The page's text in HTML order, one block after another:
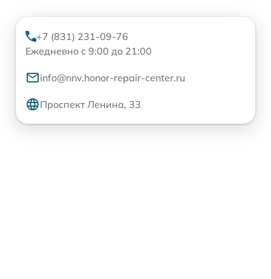
+7 (831) 231-09-76
Ежедневно с 9:00 до 21:00
info@nnv.honor-repair-center.ru
Проспект Ленина, 33